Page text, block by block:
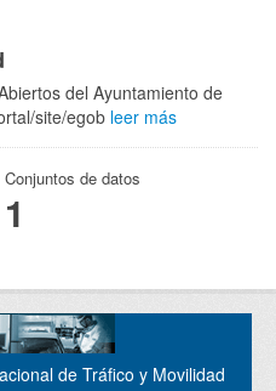
del Ayuntamiento de
site/egob leer más
Conjuntos de datos
1
de Tráfico y Movilidad